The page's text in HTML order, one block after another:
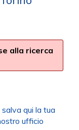
alla ricerca
qui la tua
ufficio